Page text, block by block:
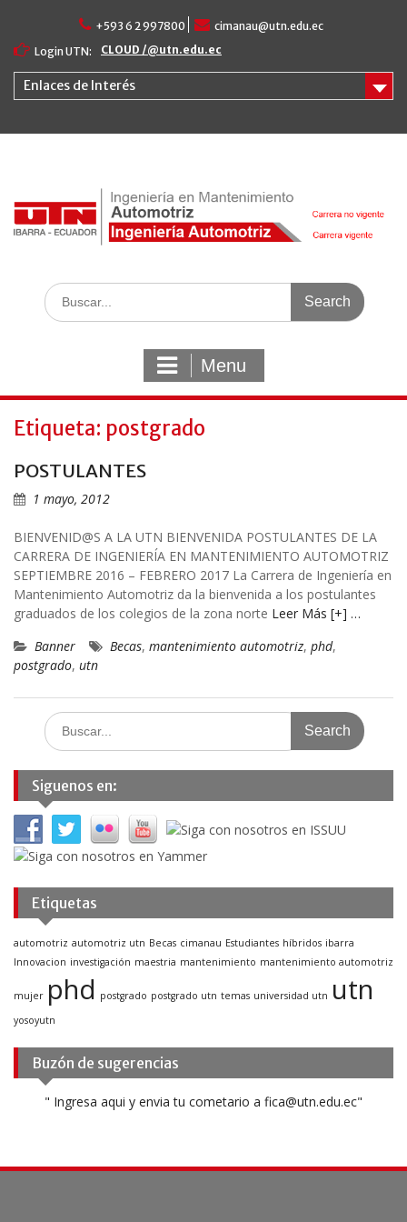
content
+593 6 2 997800
cimanau@utn.edu.ec
Login UTN:
CLOUD /@utn.edu.ec
Enlaces de Interés
Search
for:
Menu
Etiqueta: postgrado
POSTULANTES
1 mayo, 2012
BIENVENID@S A LA UTN BIENVENIDA POSTULANTES DE LA
CARRERA DE INGENIERÍA EN MANTENIMIENTO AUTOMOTRIZ
SEPTIEMBRE 2016 – FEBRERO 2017 La Carrera de Ingeniería en
Mantenimiento Automotriz da la bienvenida a los postulantes
graduados de los colegios de la zona norte Leer Más [+] …
Banner
Becas, mantenimiento automotriz, phd,
postgrado, utn
Search
for:
Siguenos en:
Etiquetas
automotriz automotriz utn Becas cimanau Estudiantes híbridos ibarra
Innovacion investigación maestria mantenimiento mantenimiento automotriz
mujer phd postgrado postgrado utn temas universidad utn utn
yosoyutn
Buzón de sugerencias
" Ingresa aqui y envia tu cometario a fica@utn.edu.ec"